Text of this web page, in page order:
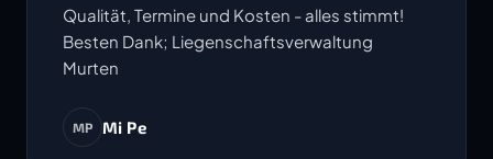
Qualität, Termine und Kosten - alles stimmt!
Besten Dank; Liegenschaftsverwaltung
Murten
MP Mi Pe